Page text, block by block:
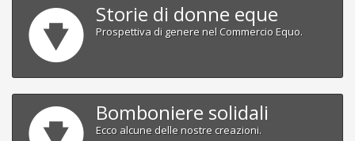
Storie di donne eque
Prospettiva di genere nel Commercio Equo.
Bomboniere solidali
Ecco alcune delle nostre creazioni.